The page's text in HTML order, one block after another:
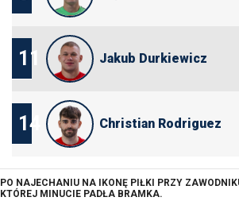
11 Jakub Durkiewicz
14 Christian Rodriguez
PO NAJECHANIU NA IKONĘ PIŁKI PRZY
KTÓREJ MINUCIE PADŁA BRAMKA.